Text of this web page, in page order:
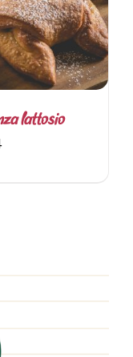
lattosio
Fascia
€2.54